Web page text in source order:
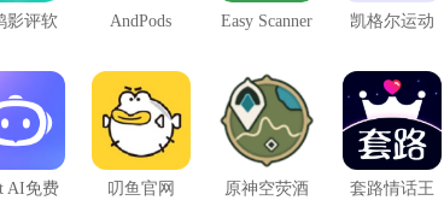
影评软 AndPods Easy Scanner 凯格尔运动
AI免费 叨鱼官网 原神空荧酒 套路情话王